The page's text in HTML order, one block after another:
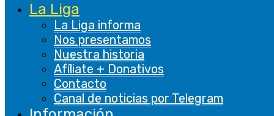
La Liga
La Liga informa
Nos presentamos
Nuestra historia
Afíliate + Donativos
Contacto
Canal de noticias por Telegram
contenido del sitio web en plataformas de
redes sociales, recopilar comentarios y otras
características de terceros.
De rendimiento
De rendimiento
Las cookies de rendimiento se utilizan para